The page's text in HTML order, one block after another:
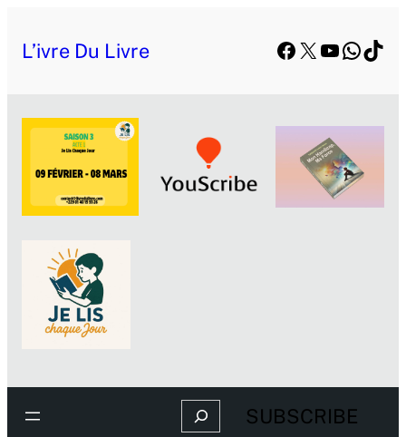
L’ivre Du Livre Facebook
X YouTube
Search SUBSCRIBE